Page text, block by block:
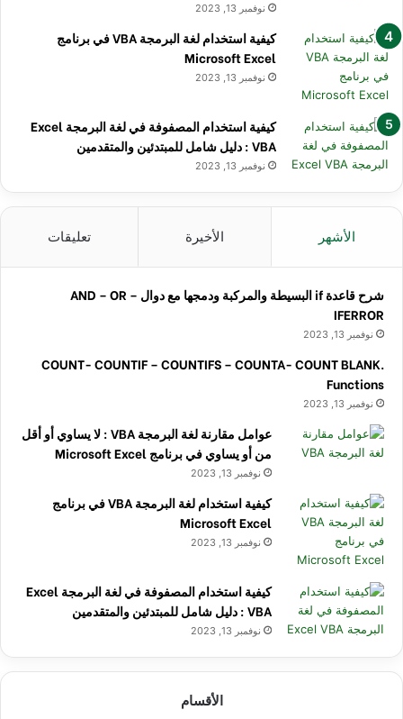
نوفمبر 13, 2023
كيفية استخدام لغة البرمجة VBA في برنامج
Microsoft Excel
نوفمبر 13, 2023
كيفية استخدام المصفوفة في لغة البرمجة Excel
VBA : دليل شامل للمبتدئين والمتقدمين
نوفمبر 13, 2023
الأشهر الأخيرة تعليقات
شرح قاعدة if البسيطة والمركبة ودمجها مع دوال AND – OR –
IFERROR
نوفمبر 13, 2023
COUNT- COUNTIF – COUNTIFS – COUNTA- COUNT BLANK.
Functions
نوفمبر 13, 2023
عوامل مقارنة لغة البرمجة VBA : لا يساوي أو أقل
من أو يساوي في برنامج Microsoft Excel
نوفمبر 13, 2023
كيفية استخدام لغة البرمجة VBA في برنامج
Microsoft Excel
نوفمبر 13, 2023
كيفية استخدام المصفوفة في لغة البرمجة Excel
VBA : دليل شامل للمبتدئين والمتقدمين
نوفمبر 13, 2023
الأقسام